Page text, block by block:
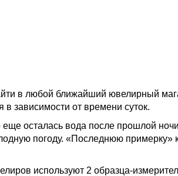
в любой ближайший ювелирный
в зависимости от времени суток.
осталась вода после прошлой
погоду. «Последнюю примерку»
используют 2 образца-